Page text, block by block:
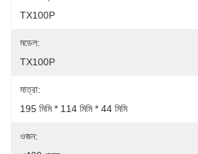
TX100P
মডেল:
TX100P
মাত্রা:
195 মিমি * 114 মিমি * 44 মিমি
ওজন: